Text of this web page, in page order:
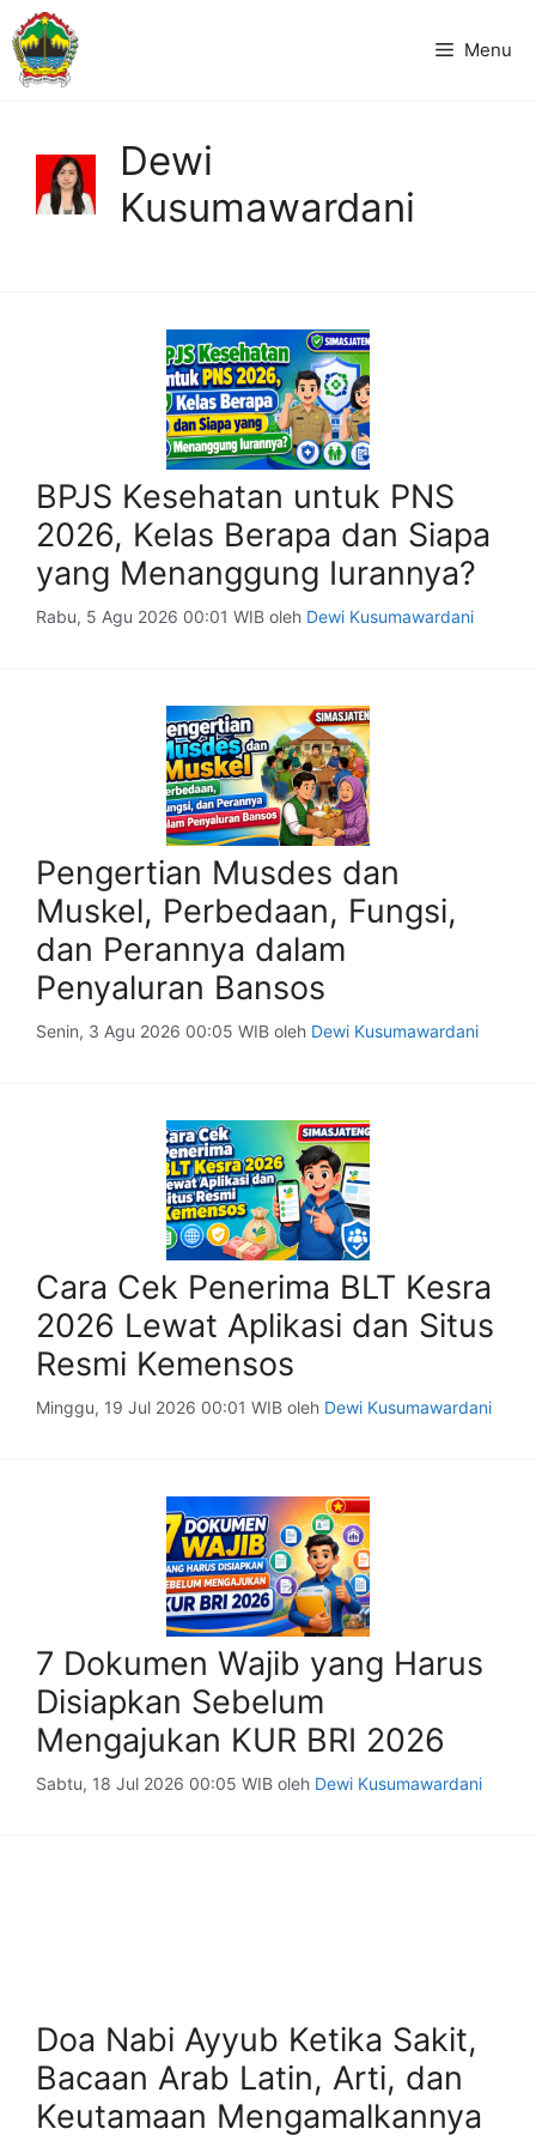
Langsung
ke
Menu
Dewi
Kusumawardani
BPJS Kesehatan untuk PNS
2026, Kelas Berapa dan Siapa
yang Menanggung Iurannya?
Rabu, 5 Agu 2026 00:01 WIB oleh Dewi Kusumawardani
Pengertian Musdes dan
Muskel, Perbedaan, Fungsi,
dan Perannya dalam
Penyaluran Bansos
Senin, 3 Agu 2026 00:05 WIB oleh Dewi Kusumawardani
Cara Cek Penerima BLT Kesra
2026 Lewat Aplikasi dan Situs
Resmi Kemensos
Minggu, 19 Jul 2026 00:01 WIB oleh Dewi Kusumawardani
7 Dokumen Wajib yang Harus
Disiapkan Sebelum
Mengajukan KUR BRI 2026
Sabtu, 18 Jul 2026 00:05 WIB oleh Dewi Kusumawardani
Doa Nabi Ayyub Ketika Sakit,
Bacaan Arab Latin, Arti, dan
Keutamaan Mengamalkannya